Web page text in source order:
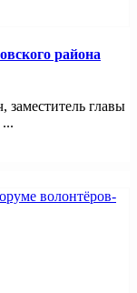
района
главы